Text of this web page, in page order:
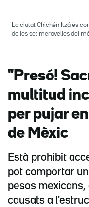
La ciutat Chichén Itzá és
de les set meravelles del
"Presó!
multitud
per pujar
de Mèxic
Està prohibit
pot comportar
pesos
causats a